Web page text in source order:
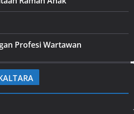
Profesi Wartawan